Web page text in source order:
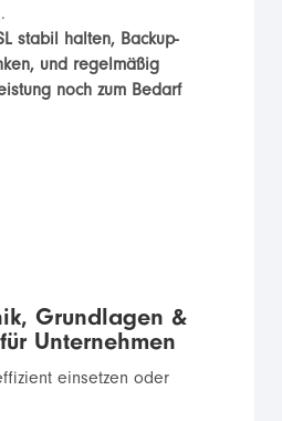
stabil halten, Backup-
und regelmäßig
noch zum Bedarf
Grundlagen &
Unternehmen
einsetzen oder